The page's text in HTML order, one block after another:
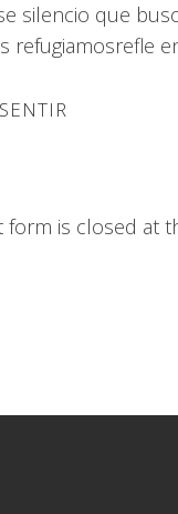
silencio que
refugiamosrefle
is closed at